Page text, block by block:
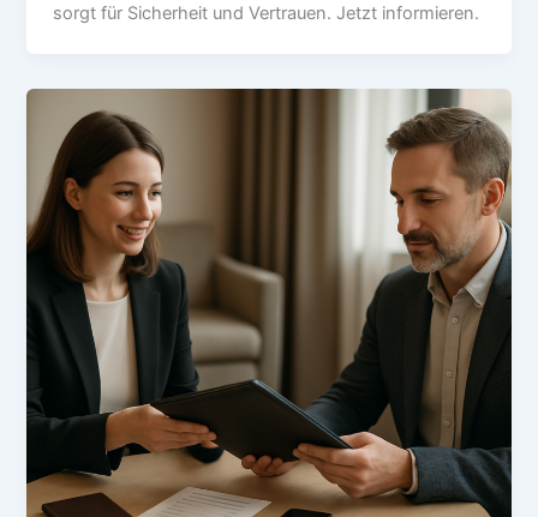
sorgt für Sicherheit und Vertrauen. Jetzt informieren.